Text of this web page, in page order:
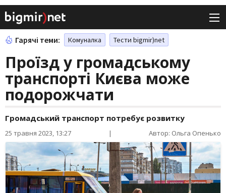
Гарячі теми: Комуналка Тести bigmir)net
Проїзд у громадському
транспорті Києва може
подорожчати
Громадський транспорт потребує розвитку
25 травня 2023, 13:27 | Автор: Ольга Опенько